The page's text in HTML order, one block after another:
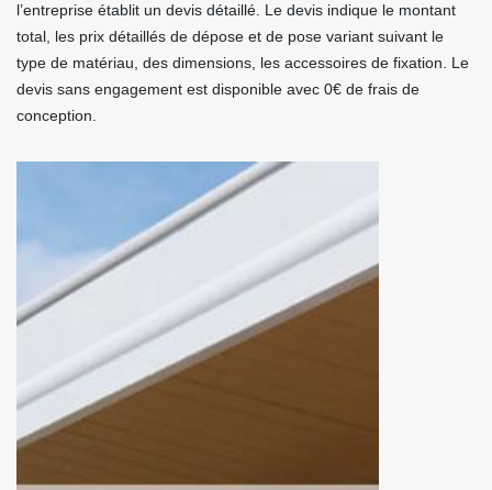
l’entreprise établit un devis détaillé. Le devis indique le montant
total, les prix détaillés de dépose et de pose variant suivant le
type de matériau, des dimensions, les accessoires de fixation. Le
devis sans engagement est disponible avec 0€ de frais de
conception.